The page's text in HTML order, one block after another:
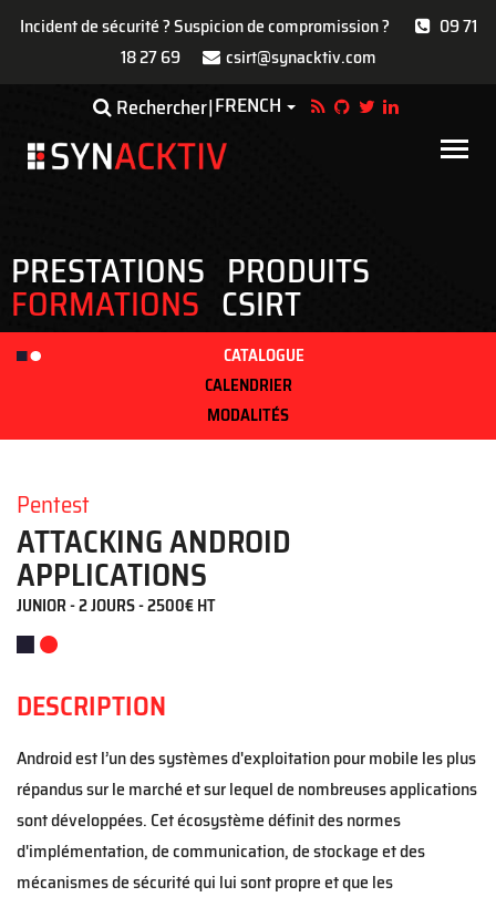
Incident de sécurité ? Suspicion de compromission ?
09 71
18 27 69
csirt@synacktiv.com
contenu
Rechercher FRENCH Toggle Dropdown
Main
PRESTATIONS PRODUITS
FORMATIONS CSIRT
CATALOGUE
CALENDRIER
MODALITÉS
Pentest
ATTACKING ANDROID
APPLICATIONS
JUNIOR - 2 JOURS - 2500€ HT
DESCRIPTION
Android estl’un des systèmes d'exploitation pour mobile les plus
répandus sur le marchéet sur lequel de nombreuses applications
sont développées. Cet écosystème définit des normes
d'implémentation, de communication, de stockage et des
mécanismes de sécurité qui lui sont propre et que les